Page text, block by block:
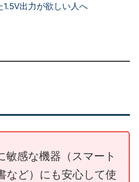
出力が欲しい人へ
敏感な機器（スマート
など）にも安心して使